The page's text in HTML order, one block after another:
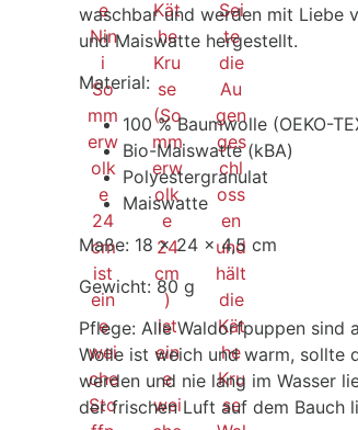
waschbar und werden mit Liebe
und Maiswatte hergestellt.
Material:
100 % Baumwolle (OEKO-
Bio-Maiswatte (kBA)
Polyestergranulat
Maiswatte
Maße: 18 x 24 x 4,5 cm
Gewicht: 80 g
Pflege: Alle Waldorfpuppen sind
Wolle ist weich und warm, sollte
werden und nie lang im Wasser
der frischen Luft auf dem Bauch